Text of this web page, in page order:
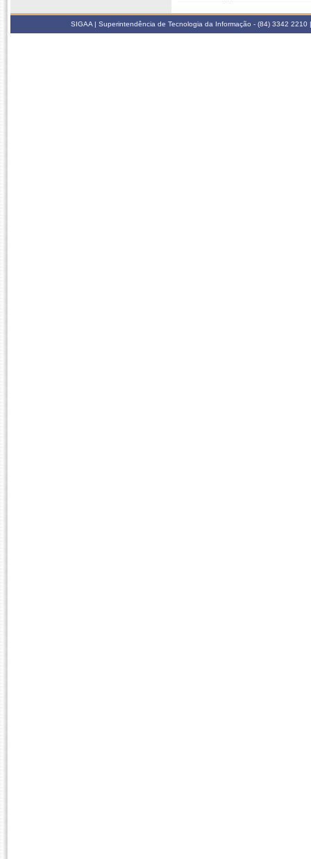
SIGAA | Superintendência de Tecnologia da Informação - (84) 3342